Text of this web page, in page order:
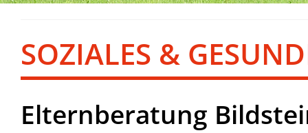
SOZIALES &
Elternberatung